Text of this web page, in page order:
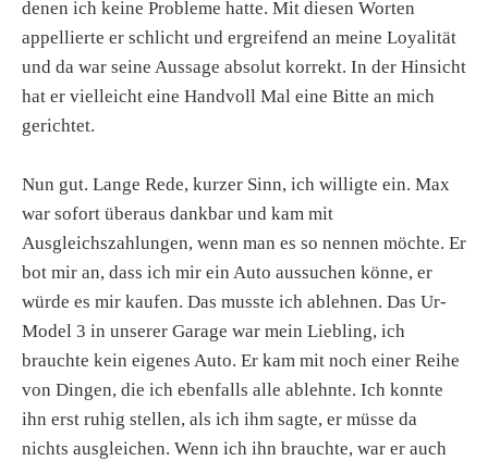
denen ich keine Probleme hatte. Mit diesen Worten
appellierte er schlicht und ergreifend an meine Loyalität
und da war seine Aussage absolut korrekt. In der Hinsicht
hat er vielleicht eine Handvoll Mal eine Bitte an mich
gerichtet.
Nun gut. Lange Rede, kurzer Sinn, ich willigte ein. Max
war sofort überaus dankbar und kam mit
Ausgleichszahlungen, wenn man es so nennen möchte. Er
bot mir an, dass ich mir ein Auto aussuchen könne, er
würde es mir kaufen. Das musste ich ablehnen. Das Ur-
Model 3 in unserer Garage war mein Liebling, ich
brauchte kein eigenes Auto. Er kam mit noch einer Reihe
von Dingen, die ich ebenfalls alle ablehnte. Ich konnte
ihn erst ruhig stellen, als ich ihm sagte, er müsse da
nichts ausgleichen. Wenn ich ihn brauchte, war er auch